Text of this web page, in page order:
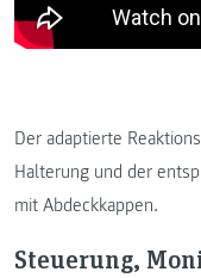
Der adaptierte
Halterung und der
mit Abdeckkappen.
Steuerung,